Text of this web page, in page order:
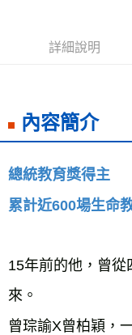
運送方式
付款後全家取貨
每筆NT$50，滿
7-11取貨付款
宅配
每筆NT$70，滿
離島宅配
詳細說明
內容簡介
總統教育獎得主
累計近600場生命
15年前的他，曾從
來。
曾琮諭X曾柏穎，